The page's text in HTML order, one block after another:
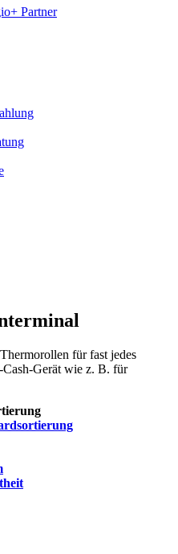
Partner
für fast jedes
Gerät wie z. B. für